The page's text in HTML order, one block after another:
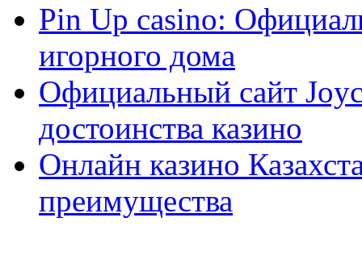
Pin Up casino:
игорного дома
Официальный сайт
достоинства казино
Онлайн казино
преимущества